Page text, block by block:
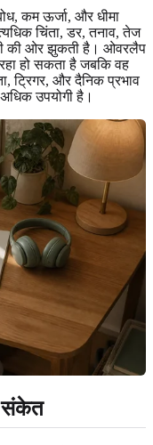
कम ऊर्जा, और धीमा
चिंता, डर, तनाव, तेज
की ओर झुकती है। ओवरलैप
हो सकता है जबकि वह
ट्रिगर, और दैनिक प्रभाव
उपयोगी है।
संकेत